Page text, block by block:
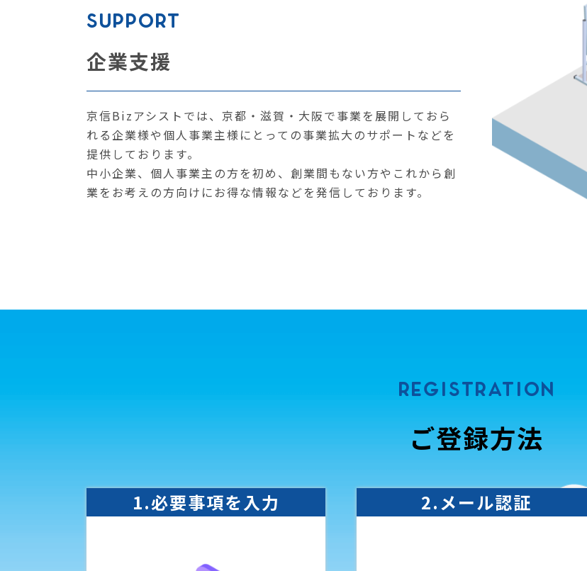
SUPPORT
企業支援
京信Bizアシストでは、京都・滋賀・大阪で事業を展開しておら
れる企業様や個人事業主様にとっての事業拡大のサポートなどを
提供しております。
中小企業、個人事業主の方を初め、創業間もない方やこれから創
業をお考えの方向けにお得な情報などを発信しております。
REGISTRATION
ご登録方法
1.必要事項を入力 2.メール認証